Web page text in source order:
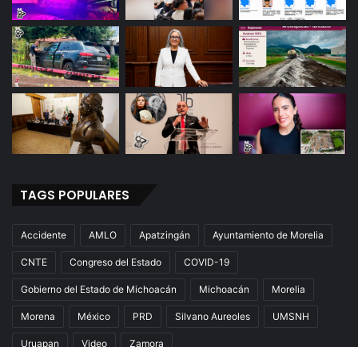
TAGS POPULARES
Accidente AMLO Apatzingán Ayuntamiento de Morelia
CNTE Congreso del Estado COVID-19
Gobierno del Estado de Michoacán Michoacán Morelia
Morena México PRD Silvano Aureoles UMSNH
Uruapan Video Zamora